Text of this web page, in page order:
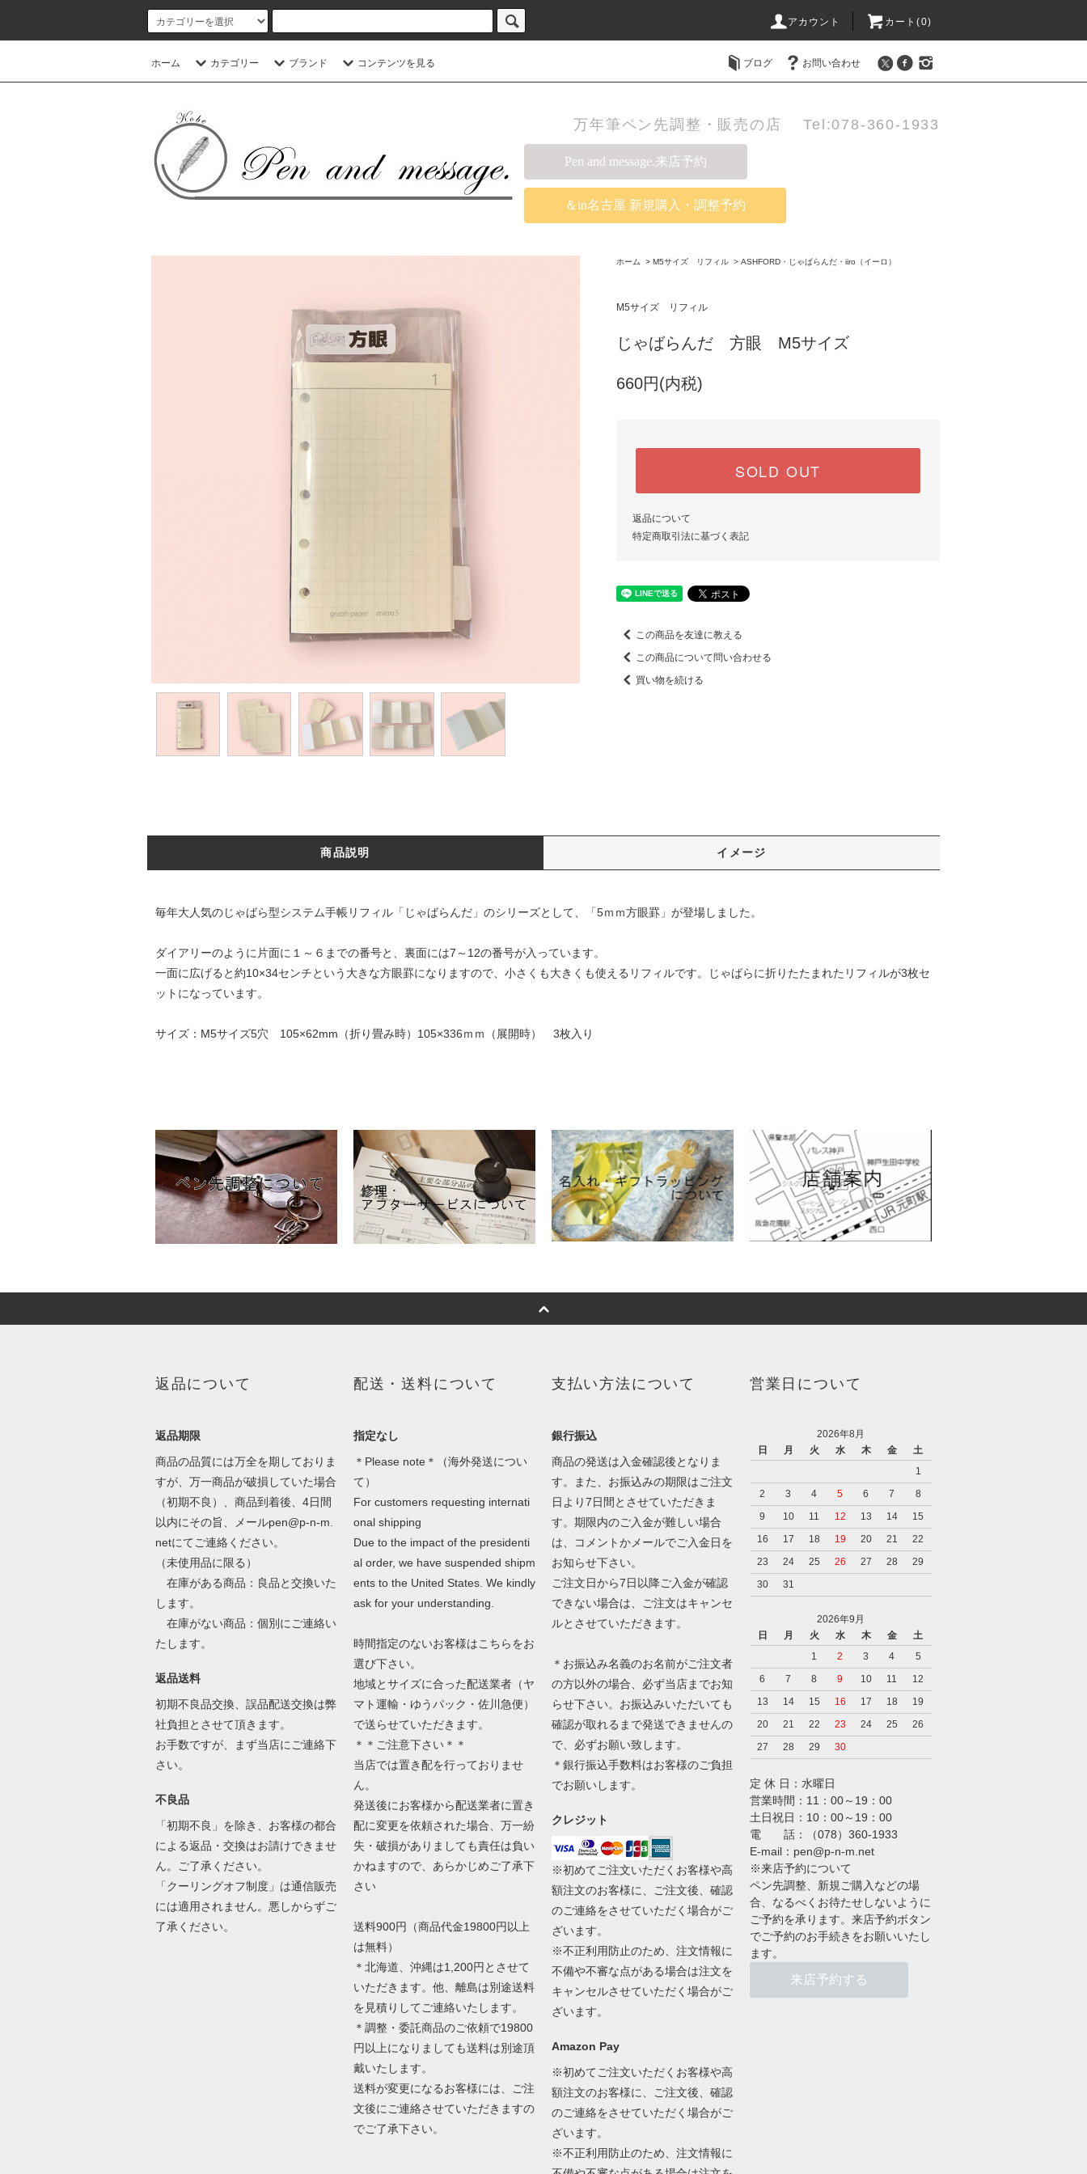
アカウント カート(0)
ホーム カテゴリー ブランド コンテンツを見る ブログ お問い合わせ
万年筆ペン先調整・販売の店 Tel:078-360-1933
Pen and message.来店予約
＆in名古屋 新規購入・調整予約
ホーム > M5サイズ リフィル > ASHFORD・じゃばらんだ・iiro（イーロ）
M5サイズ リフィル
じゃばらんだ 方眼 M5サイズ
660円(内税)
SOLD OUT
返品について
特定商取引法に基づく表記
この商品を友達に教える
この商品について問い合わせる
買い物を続ける
商品説明 イメージ
毎年大人気のじゃばら型システム手帳リフィル「じゃばらんだ」のシリーズとして、「5ｍｍ方眼罫」が登場しました。
ダイアリーのように片面に１～６までの番号と、裏面には7～12の番号が入っています。
一面に広げると約10×34センチという大きな方眼罫になりますので、小さくも大きくも使えるリフィルです。じゃばらに折りたたまれたリフィルが3枚セ
ットになっています。
サイズ：M5サイズ5穴 105×62mm（折り畳み時）105×336ｍｍ（展開時） 3枚入り
返品について
返品期限
商品の品質には万全を期しておりま
すが、万一商品が破損していた場合
（初期不良）、商品到着後、4日間
以内にその旨、メールpen@p-n-m.
netにてご連絡ください。
（未使用品に限る）
在庫がある商品：良品と交換いた
します。
在庫がない商品：個別にご連絡い
たします。
返品送料
初期不良品交換、誤品配送交換は弊
社負担とさせて頂きます。
お手数ですが、まず当店にご連絡下
さい。
不良品
「初期不良」を除き、お客様の都合
による返品・交換はお請けできませ
ん。ご了承ください。
「クーリングオフ制度」は通信販売
には適用されません。悪しからずご
了承ください。
配送・送料について
指定なし
＊Please note＊（海外発送につい
て）
For customers requesting internati
onal shipping
Due to the impact of the presidenti
al order, we have suspended shipm
ents to the United States. We kindly
ask for your understanding.
時間指定のないお客様はこちらをお
選び下さい。
地域とサイズに合った配送業者（ヤ
マト運輸・ゆうパック・佐川急便）
で送らせていただきます。
＊＊ご注意下さい＊＊
当店では置き配を行っておりませ
ん。
発送後にお客様から配送業者に置き
配に変更を依頼された場合、万一紛
失・破損がありましても責任は負い
かねますので、あらかじめご了承下
さい
送料900円（商品代金19800円以上
は無料）
＊北海道、沖縄は1,200円とさせて
いただきます。他、離島は別途送料
を見積りしてご連絡いたします。
＊調整・委託商品のご依頼で19800
円以上になりましても送料は別途頂
戴いたします。
送料が変更になるお客様には、ご注
文後にご連絡させていただきますの
でご了承下さい。
支払い方法について
銀行振込
商品の発送は入金確認後となりま
す。また、お振込みの期限はご注文
日より7日間とさせていただきま
す。期限内のご入金が難しい場合
は、コメントかメールでご入金日を
お知らせ下さい。
ご注文日から7日以降ご入金が確認
できない場合は、ご注文はキャンセ
ルとさせていただきます。
＊お振込み名義のお名前がご注文者
の方以外の場合、必ず当店までお知
らせ下さい。お振込みいただいても
確認が取れるまで発送できませんの
で、必ずお願い致します。
＊銀行振込手数料はお客様のご負担
でお願いします。
クレジット
※初めてご注文いただくお客様や高
額注文のお客様に、ご注文後、確認
のご連絡をさせていただく場合がご
ざいます。
※不正利用防止のため、注文情報に
不備や不審な点がある場合は注文を
キャンセルさせていただく場合がご
ざいます。
Amazon Pay
※初めてご注文いただくお客様や高
額注文のお客様に、ご注文後、確認
のご連絡をさせていただく場合がご
ざいます。
※不正利用防止のため、注文情報に
営業日について
2026年8月
日
月 火 水 木 金
土
1
2
3 4 5 6 7
8
9
10 11 12 13 14
15
16
17 18 19 20 21
22
23
24 25 26 27 28
29
30
31
2026年9月
日
月 火 水 木 金
土
1
2 3 4
5
6
7 8 9 10 11
12
13
14 15 16 17 18
19
20
21 22 23 24 25
26
27
28 29 30
定 休 日：水曜日
営業時間：11：00～19：00
土日祝日：10：00～19：00
電 話：（078）360-1933
E-mail：pen@p-n-m.net
※来店予約について
ペン先調整、新規ご購入などの場
合、なるべくお待たせしないように
ご予約を承ります。来店予約ボタン
でご予約のお手続きをお願いいたし
ます。
来店予約する